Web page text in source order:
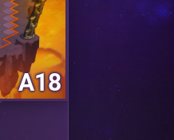
A18